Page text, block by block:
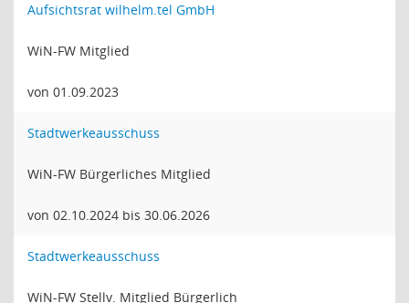
Aufsichtsrat wilhelm.tel GmbH
WiN-FW Mitglied
von 01.09.2023
Stadtwerkeausschuss
WiN-FW Bürgerliches Mitglied
von 02.10.2024 bis 30.06.2026
Stadtwerkeausschuss
WiN-FW Stellv. Mitglied Bürgerlich